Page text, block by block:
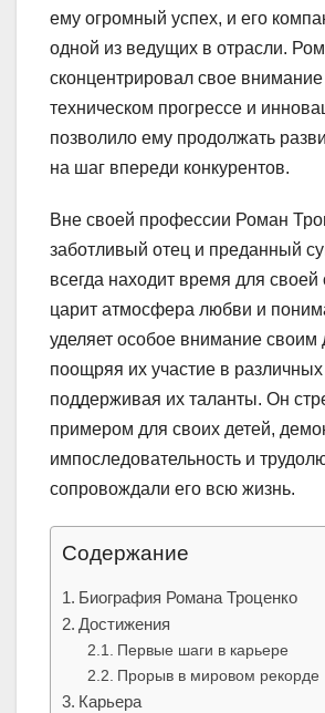
ему огромный успех, и его
одной из ведущих в отрасли.
сконцентрировал свое внимание
техническом прогрессе и
позволило ему продолжать
на шаг впереди конкурентов.
Вне своей профессии Роман
заботливый отец и преданный
всегда находит время для своей
царит атмосфера любви и
уделяет особое внимание своим
поощряя их участие в различных
поддерживая их таланты. Он
примером для своих детей,
импоследовательность и
сопровождали его всю жизнь.
Содержание
Биография Романа Троценко
Достижения
Первые шаги в карьере
Прорыв в мировом рекорде
Карьера